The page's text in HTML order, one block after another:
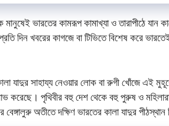
ভারতের কামরূপ কামাখ্যা ও তারাপীঠে যান
দিন খবরের কাগজে বা টিভিতে বিশেষ করে
যাদুর সাহায্য নেওয়ার লোক বা রুগী খোঁজে এই
করেছে। পৃথিবীর বহু দেশ থেকে বহু পুরুষ ও
বেঙ্গালুরু অতীতে দক্ষিণ ভারতের কালা যাদুর